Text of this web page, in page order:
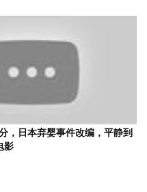
，日本弃婴事件改编，平静到
影